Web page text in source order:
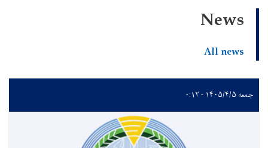
News
All news
جمعه ۱۴۰۵/۴/۵ - ۰:۱۲